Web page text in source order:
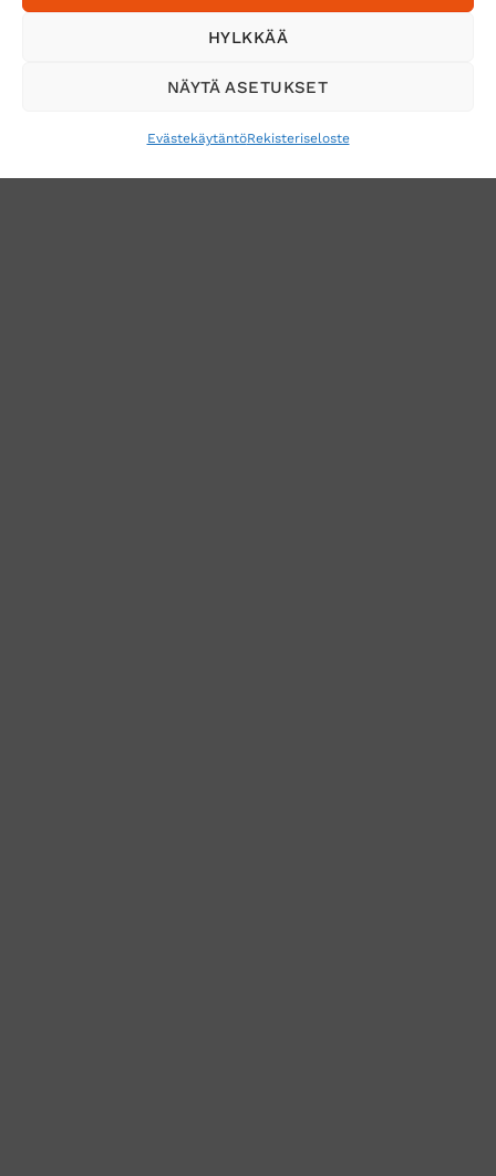
HYLKKÄÄ
NÄYTÄ ASETUKSET
EvästekäytäntöRekisteriseloste